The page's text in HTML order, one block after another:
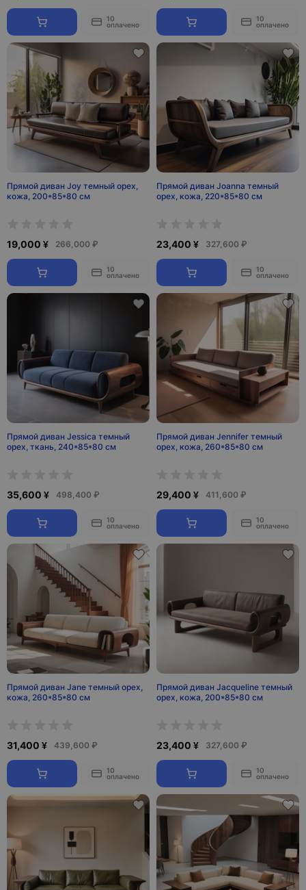
10
оплачено
10
оплачено
Прямой диван Joy темный орех,
кожа, 200*85*80 см
19,000 ¥ 266,000 ₽
10
оплачено
Прямой диван Joanna темный
орех, кожа, 220*85*80 см
23,400 ¥ 327,600 ₽
10
оплачено
Прямой диван Jessica темный
орех, ткань, 240*85*80 см
35,600 ¥ 498,400 ₽
10
оплачено
Прямой диван Jennifer темный
орех, кожа, 260*85*80 см
29,400 ¥ 411,600 ₽
10
оплачено
Прямой диван Jane темный орех,
кожа, 260*85*80 см
31,400 ¥ 439,600 ₽
10
оплачено
Прямой диван Jacqueline темный
орех, кожа, 200*85*80 см
23,400 ¥ 327,600 ₽
10
оплачено